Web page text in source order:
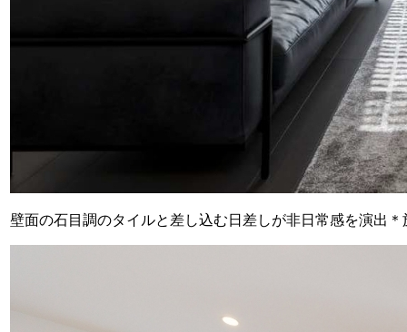
壁面の石目調のタイルと差し込む日差しが非日常感を演出＊